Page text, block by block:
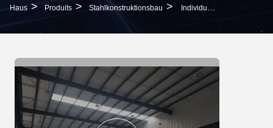
Haus > Produits > Stahlkonstruktionsbau > Individuelle Stahlkonstruktionen Und Baumaterialien Für Gebäude